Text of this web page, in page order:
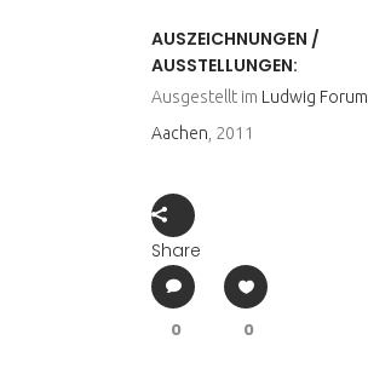
AUSZEICHNUNGEN /
AUSSTELLUNGEN:
Ausgestellt im Ludwig Forum
Aachen, 2011
Share
0 0